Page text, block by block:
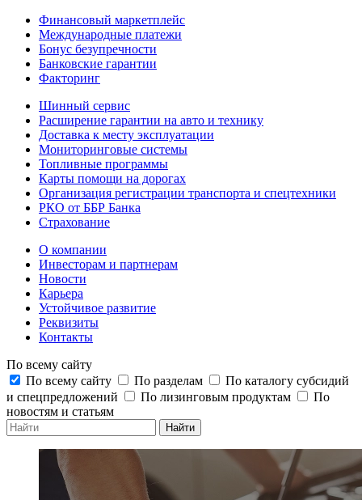
Финансовый маркетплейс
Международные платежи
Бонус безупречности
Банковские гарантии
Факторинг
Шинный сервис
Расширение гарантии на авто и технику
Доставка к месту эксплуатации
Мониторинговые системы
Топливные программы
Карты помощи на дорогах
Организация регистрации транспорта и спецтехники
РКО от ББР Банка
Страхование
О компании
Инвесторам и партнерам
Новости
Карьера
Устойчивое развитие
Реквизиты
Контакты
По всему сайту
По всему сайту
По разделам
По каталогу субсидий
и спецпредложений
По лизинговым продуктам
По
новостям и статьям
Найти